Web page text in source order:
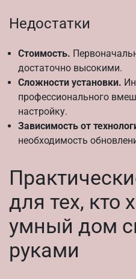
Недостатки
Стоимость.
достаточно высокими.
Сложности установки.
профессионального
настройку.
Зависимость от
необходимость
для тех, кто
умный дом
руками